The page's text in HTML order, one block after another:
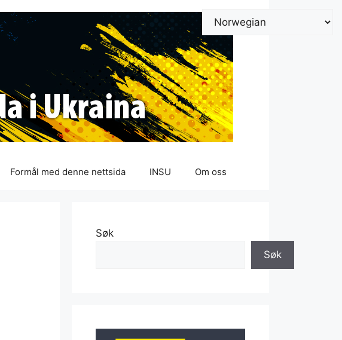
Formål med denne nettsida INSU Om oss
Søk
Søk